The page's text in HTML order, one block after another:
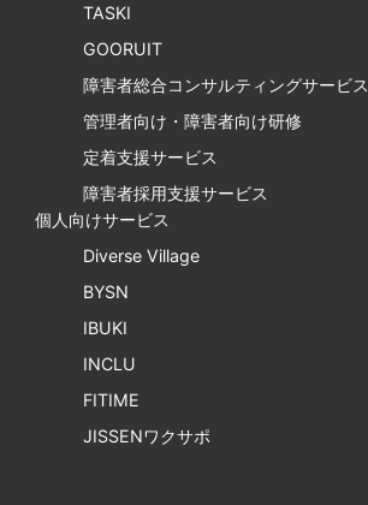
TASKI
GOORUIT
障害者総合コンサルティングサービス
管理者向け・障害者向け研修
定着支援サービス
障害者採用支援サービス
個人向けサービス
Diverse Village
BYSN
IBUKI
INCLU
FITIME
JISSENワクサポ